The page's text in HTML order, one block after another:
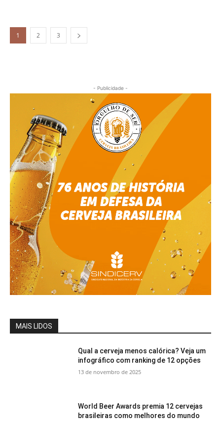
1 2 3
- Publicidade -
MAIS LIDOS
Qual a cerveja menos calórica? Veja um
infográfico com ranking de 12 opções
13 de novembro de 2025
World Beer Awards premia 12 cervejas
brasileiras como melhores do mundo